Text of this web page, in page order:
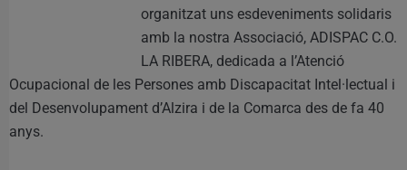
organitzat uns esdeveniments solidaris
amb la nostra Associació, ADISPAC C.O.
LA RIBERA, dedicada a l’Atenció
Ocupacional de les Persones amb Discapacitat Intel·lectual i
del Desenvolupament d’Alzira i de la Comarca des de fa 40
anys.